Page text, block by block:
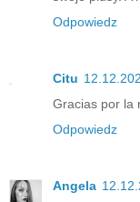
Odpowiedz
Citu
Gracias por la
Odpowiedz
Angela